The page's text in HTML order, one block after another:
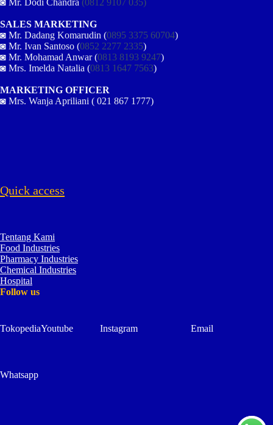
◙ Mr. Dodi Chandra (0812 9107 035)
SALES MARKETING
◙ Mr. Dadang Komarudin (0895 3375 60704)
◙ Mr. Ivan Santoso (0852 2277 2335)
◙ Mr. Mohamad Anwar (0813 8193 9247)
◙ Mrs. Imelda Natalia (0813 1647 7563)
MARKETING OFFICER
◙ Mrs. Wanja Apriliani ( 021 867 1777)
Quick access
Tentang Kami
Food Industries
Pharmacy Industries
Chemical Industries
Hospital
Follow us
TokopediaYoutube Instagram Email
Whatsapp